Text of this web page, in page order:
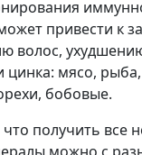
привести к
волос,
цинка: мясо, рыба,
бобовые.
получить все